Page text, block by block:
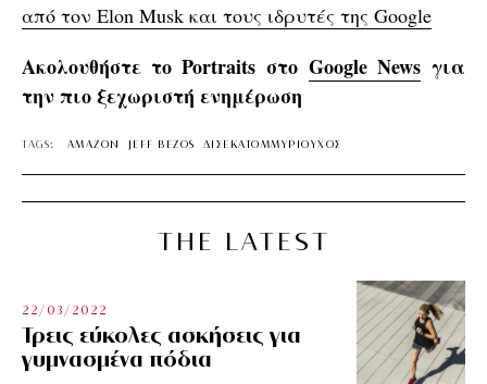
από τον Elon Musk και τους ιδρυτές της Google
Ακολουθήστε το Portraits στο Google Newsγια
την πιο ξεχωριστή ενημέρωση
TAGS: AMAZON JEFF BEZOS ΔΙΣΕΚΑΤΟΜΜΥΡΙΟΥΧΟΣ
THE LATEST
22/03/2022
Τρεις εύκολες ασκήσεις για
γυμνασμένα πόδια